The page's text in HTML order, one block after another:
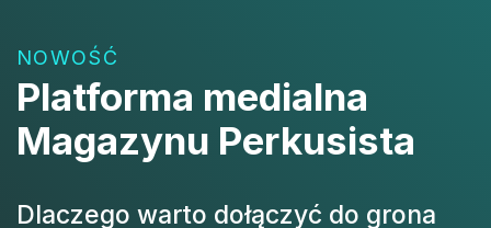
NOWOŚĆ
Platforma medialna
Magazynu Perkusista
Dlaczego warto dołączyć do grona